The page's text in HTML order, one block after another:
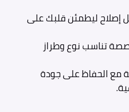
إصلاح ليطمئن قلبك على
تناسب نوع وطراز
مع الحفاظ على جودة